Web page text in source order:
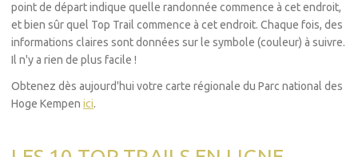
point de départ indique quelle randonnée commence à cet endroit,
et bien sûr quel Top Trail commence à cet endroit. Chaque fois, des
informations claires sont données sur le symbole (couleur) à suivre.
Il n'y a rien de plus facile !
Obtenez dès aujourd'hui votre carte régionale du Parc national des
Hoge Kempen ici.